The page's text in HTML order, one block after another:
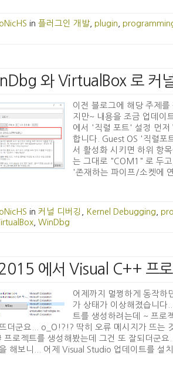
in 플러그인 개발, plugin
와 VirtualBox 로 커
이전 블로그에 해당 주제
지만~ 내용을 조금 업데이
에서 '직렬 포트' 설정 먼저
합니다. Guest OS '직렬포
서 활성화 시키면 하위 항
는 그대로 "COM1" 로 두
'존재하는 파이프/소켓에
in 커널 디버깅 Kernel Debugging
WinDbg
에서 Visual C++ 프
어제까지 멀쩡하게 동작
가 상태가 이상해졌습니다
트를 생성하려는데 ~ 프로
더군요... o_O!?!? 딱히 오류 메시지가 뜨는
프로젝트를 생성해봤는데 그건 또 잘되더군
해보니... 어제 Visual Studio 업데이트를 설치